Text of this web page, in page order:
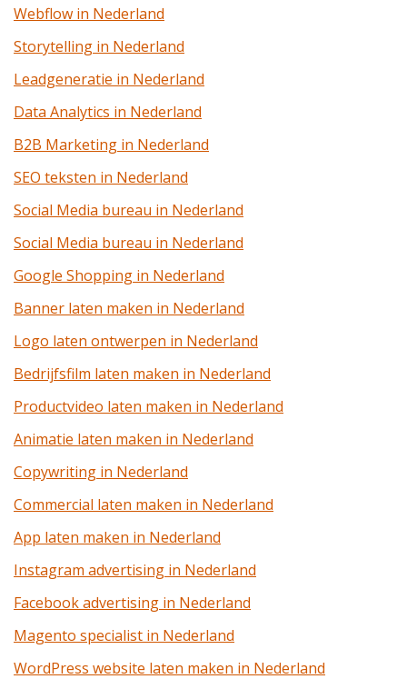
Webflow in Nederland
Storytelling in Nederland
Leadgeneratie in Nederland
Data Analytics in Nederland
B2B Marketing in Nederland
SEO teksten in Nederland
Social Media bureau in Nederland
Social Media bureau in Nederland
Google Shopping in Nederland
Banner laten maken in Nederland
Logo laten ontwerpen in Nederland
Bedrijfsfilm laten maken in Nederland
Productvideo laten maken in Nederland
Animatie laten maken in Nederland
Copywriting in Nederland
Commercial laten maken in Nederland
App laten maken in Nederland
Instagram advertising in Nederland
Facebook advertising in Nederland
Magento specialist in Nederland
WordPress website laten maken in Nederland